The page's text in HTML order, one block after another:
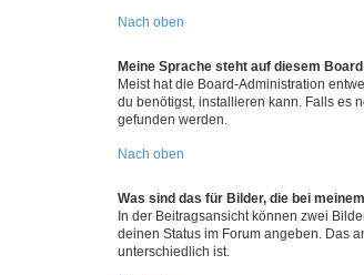
Nach oben
Meine Sprache steht auf diesem
Meist hat die Board-Administration
du benötigst, installieren kann. Falls es
gefunden werden.
Nach oben
Was sind das für Bilder, die bei
In der Beitragsansicht können zwei
deinen Status im Forum angeben. Das
unterschiedlich ist.